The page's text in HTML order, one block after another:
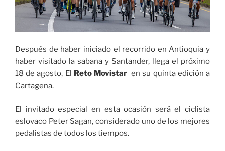
Después de haber iniciado el recorrido en Antioquia y
haber visitado la sabana y Santander, llega el próximo
18 de agosto, El Reto Movistaren su quinta edición a
Cartagena.
El invitado especial en esta ocasión será el ciclista
eslovaco Peter Sagan, considerado uno de los mejores
pedalistas de todos los tiempos.